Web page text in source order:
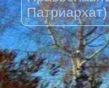
Патриархат)